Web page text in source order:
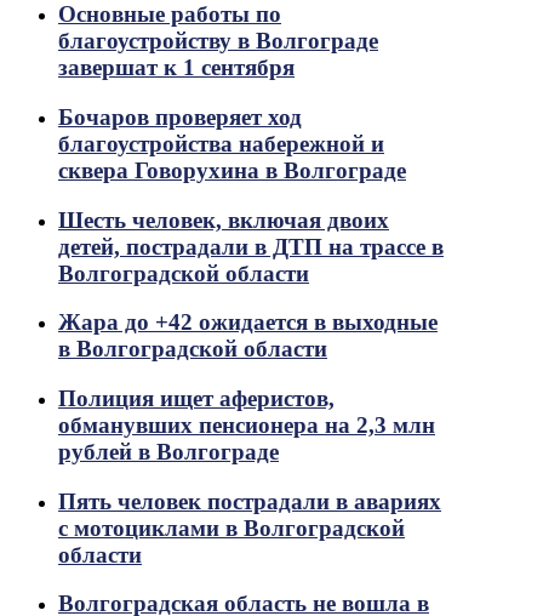
Основные работы по
благоустройству в Волгограде
завершат к 1 сентября
Бочаров проверяет ход
благоустройства набережной и
сквера Говорухина в Волгограде
Шесть человек, включая двоих
детей, пострадали в ДТП на трассе в
Волгоградской области
Жара до +42 ожидается в выходные
в Волгоградской области
Полиция ищет аферистов,
обманувших пенсионера на 2,3 млн
рублей в Волгограде
Пять человек пострадали в авариях
с мотоциклами в Волгоградской
области
Волгоградская область не вошла в